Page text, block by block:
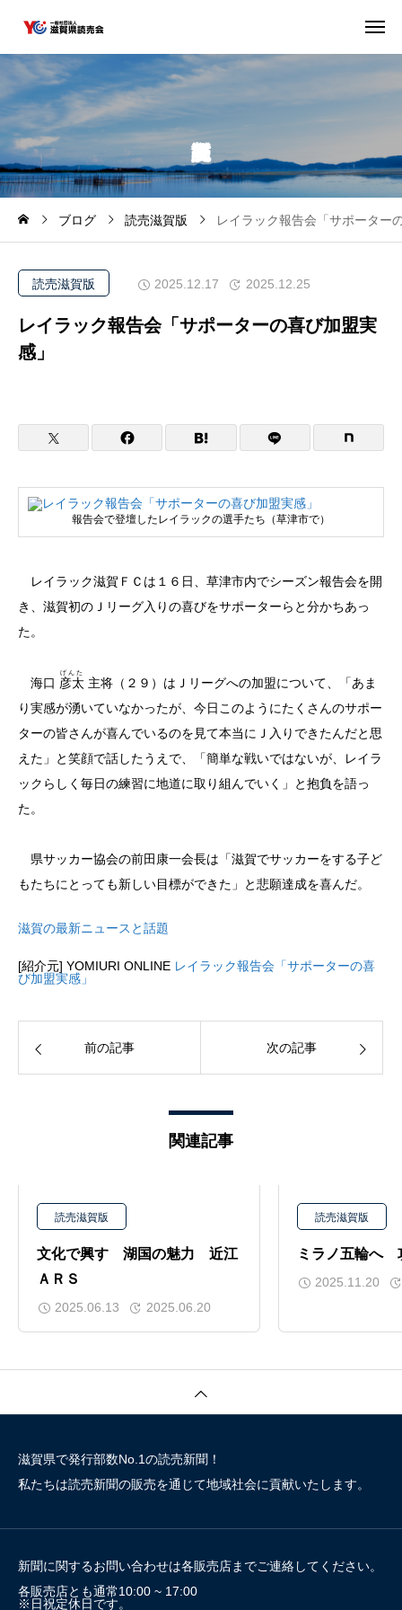
ブログ 読売滋賀版 レイラック報告会「サポーター
読売滋賀版 2025.12.17 2025.12.25
レイラック報告会「サポーターの喜び加盟実
感」
報告会で登壇したレイラックの選手たち（草津市で）
レイラック滋賀ＦＣは１６日、草津市内でシーズン報告会を開
き、滋賀初のＪリーグ入りの喜びをサポーターらと分かちあっ
た。
海口 彦太
げんた
主将（２９）はＪリーグへの加盟について、「あま
り実感が湧いていなかったが、今日このようにたくさんのサポー
ターの皆さんが喜んでいるのを見て本当にＪ入りできたんだと思
えた」と笑顔で話したうえで、「簡単な戦いではないが、レイラ
ックらしく毎日の練習に地道に取り組んでいく」と抱負を語っ
た。
県サッカー協会の前田康一会長は「滋賀でサッカーをする子ど
もたちにとっても新しい目標ができた」と悲願達成を喜んだ。
滋賀の最新ニュースと話題
[紹介元] YOMIURI ONLINE レイラック報告会「サポーターの喜
び加盟実感」
前の記事 次の記事
関連記事
読売滋賀版
文化で興す 湖国の魅力 近江
ＡＲＳ
2025.06.13 2025.06.20
読売滋賀版
ミラノ五輪へ
2025.11.20
滋賀県で発行部数No.1の読売新聞！
私たちは読売新聞の販売を通じて地域社会に貢献いたします。
新聞に関するお問い合わせは各販売店までご連絡してください。
各販売店とも通常10:00 ~ 17:00
※日祝定休日です。